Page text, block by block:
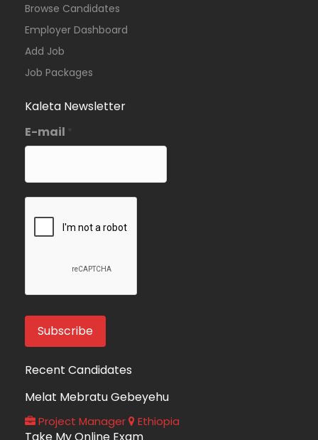
Browse Candidates
Employer Dashboard
Add Job
Job Packages
Kaleta Newsletter
E-mail *
Recent Candidates
Melat Mebratu Gebeyehu
Project Manager Ethiopia